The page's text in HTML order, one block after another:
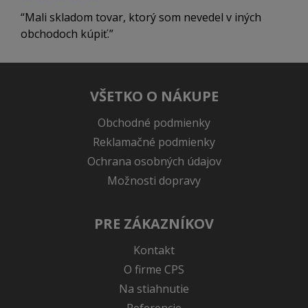
Mali skladom tovar, ktorý som nevedel v iných
obchodoch kúpiť.
VŠETKO O NÁKUPE
Obchodné podmienky
Reklamačné podmienky
Ochrana osobných údajov
Možnosti dopravy
PRE ZÁKAZNÍKOV
Kontakt
O firme CPS
Na stiahnutie